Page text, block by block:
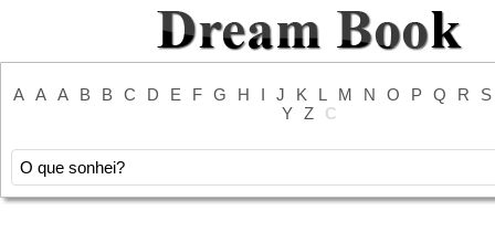
A A A B B C D E F G H I J K L M N O P Q R
S
Y Z С